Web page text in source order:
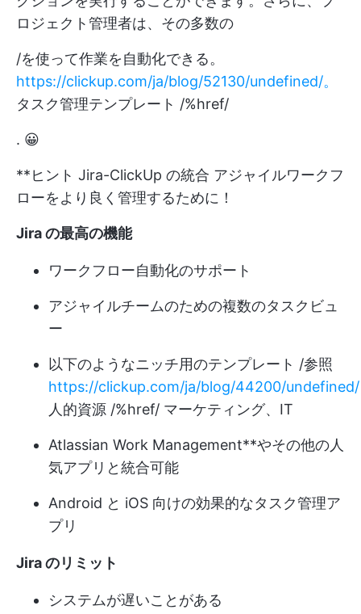
ロジェクト管理者は、その多数の
/を使って作業を自動化できる。
https://clickup.com/ja/blog/52130/undefined/。
タスク管理テンプレート /%href/
. 😀
**ヒント Jira-ClickUp の統合 アジャイルワークフ
ローをより良く管理するために！
Jira の最高の機能
ワークフロー自動化のサポート
アジャイルチームのための複数のタスクビュ
ー
以下のようなニッチ用のテンプレート /参照
https://clickup.com/ja/blog/44200/undefined/
人的資源 /%href/ マーケティング、IT
Atlassian Work Management**やその他の人
気アプリと統合可能
Android と iOS 向けの効果的なタスク管理ア
プリ
Jira のリミット
システムが遅いことがある